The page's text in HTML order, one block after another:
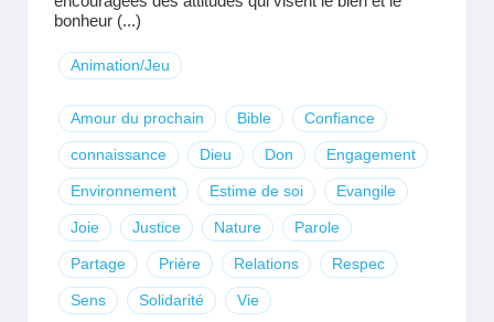
bonheur (...)
Animation/Jeu
Amour du prochain Bible Confiance
connaissance Dieu Don Engagement
Environnement Estime de soi Evangile
Joie Justice Nature Parole
Partage Prière Relations Respec
Sens Solidarité Vie